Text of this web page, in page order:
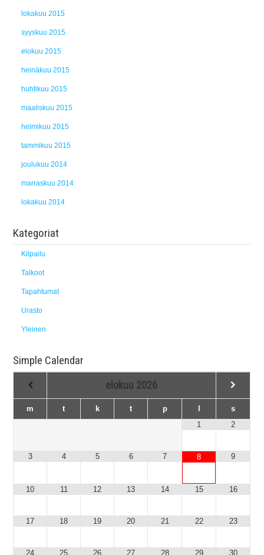
lokakuu 2015
syyskuu 2015
elokuu 2015
heinäkuu 2015
huhtikuu 2015
maaliskuu 2015
helmikuu 2015
tammikuu 2015
joulukuu 2014
marraskuu 2014
lokakuu 2014
Kategoriat
Kilpailu
Talkoot
Tapahtumat
Urasto
Yleinen
Simple Calendar
elokuu 2026
m t k t p
s
1
2
3 4 5 6 7 8 9
10 11 12 13 14 15 16
17 18 19 20 21 22 23
24 25 26 27 28 29 30